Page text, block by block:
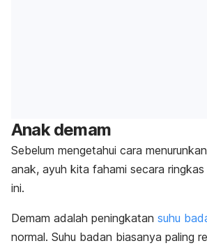
Anak demam
Sebelum mengetahui cara
anak, ayuh kita fahami secara ringkas
ini.
Demam adalah peningkatan suhu
normal. Suhu badan biasanya paling